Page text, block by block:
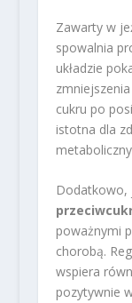
Zawarty w
spowalnia
układzie
cukru po
istotna dla
Dodatkowo,
poważnymi
chorobą.
wspiera
pozytywnie